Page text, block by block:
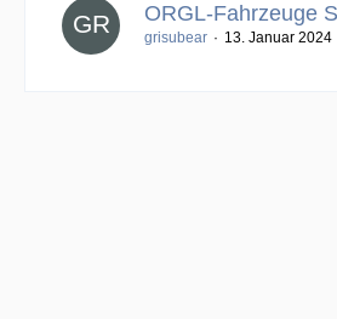
ORGL-Fahrzeuge
grisubear 13. Januar 2024